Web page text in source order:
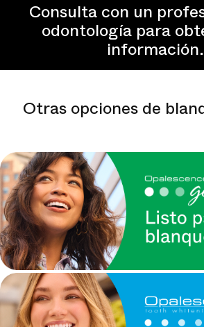
Consulta con un
odontología para
información.
Otras opciones de